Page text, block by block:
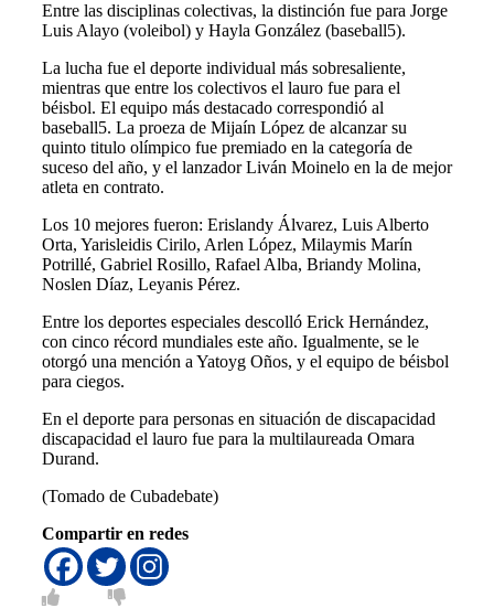
Entre las disciplinas colectivas, la distinción fue para Jorge
Luis Alayo (voleibol) y Hayla González (baseball5).
La lucha fue el deporte individual más sobresaliente,
mientras que entre los colectivos el lauro fue para el
béisbol. El equipo más destacado correspondió al
baseball5. La proeza de Mijaín López de alcanzar su
quinto titulo olímpico fue premiado en la categoría de
suceso del año, y el lanzador Liván Moinelo en la de mejor
atleta en contrato.
Los 10 mejores fueron: Erislandy Álvarez, Luis Alberto
Orta, Yarisleidis Cirilo, Arlen López, Milaymis Marín
Potrillé, Gabriel Rosillo, Rafael Alba, Briandy Molina,
Noslen Díaz, Leyanis Pérez.
Entre los deportes especiales descolló Erick Hernández,
con cinco récord mundiales este año. Igualmente, se le
otorgó una mención a Yatoyg Oños, y el equipo de béisbol
para ciegos.
En el deporte para personas en situación de discapacidad
discapacidad el lauro fue para la multilaureada Omara
Durand.
(Tomado de Cubadebate)
Compartir en redes